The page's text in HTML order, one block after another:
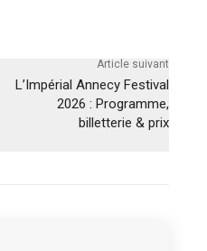
Article suivant
L’Impérial Annecy Festival
2026 : Programme,
billetterie & prix